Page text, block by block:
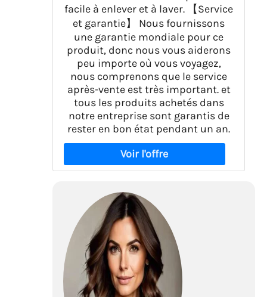
facile à enlever et à laver. 【Service
et garantie】 Nous fournissons
une garantie mondiale pour ce
produit, donc nous vous aiderons
peu importe où vous voyagez,
nous comprenons que le service
après-vente est très important. et
tous les produits achetés dans
notre entreprise sont garantis de
rester en bon état pendant un an.